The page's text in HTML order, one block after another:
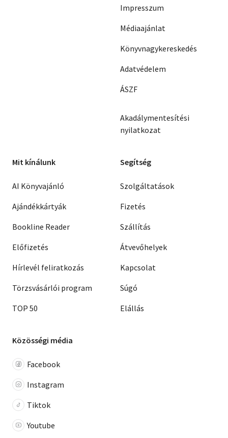
Impresszum
Médiaajánlat
Könyvnagykereskedés
Adatvédelem
ÁSZF
Akadálymentesítési
nyilatkozat
Mit kínálunk
AI Könyvajánló
Ajándékkártyák
Bookline Reader
Előfizetés
Hírlevél feliratkozás
Törzsvásárlói program
TOP 50
Segítség
Szolgáltatások
Fizetés
Szállítás
Átvevőhelyek
Kapcsolat
Súgó
Elállás
Közösségi média
Facebook
Instagram
Tiktok
Youtube